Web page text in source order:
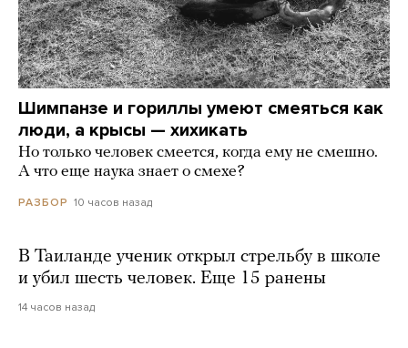
Шимпанзе и гориллы умеют смеяться как
люди, а крысы — хихикать
Но только человек смеется, когда ему не смешно.
А что еще наука знает о смехе?
РАЗБОР 10 часов назад
В Таиланде ученик открыл стрельбу в школе
и убил шесть человек. Еще 15 ранены
14 часов назад